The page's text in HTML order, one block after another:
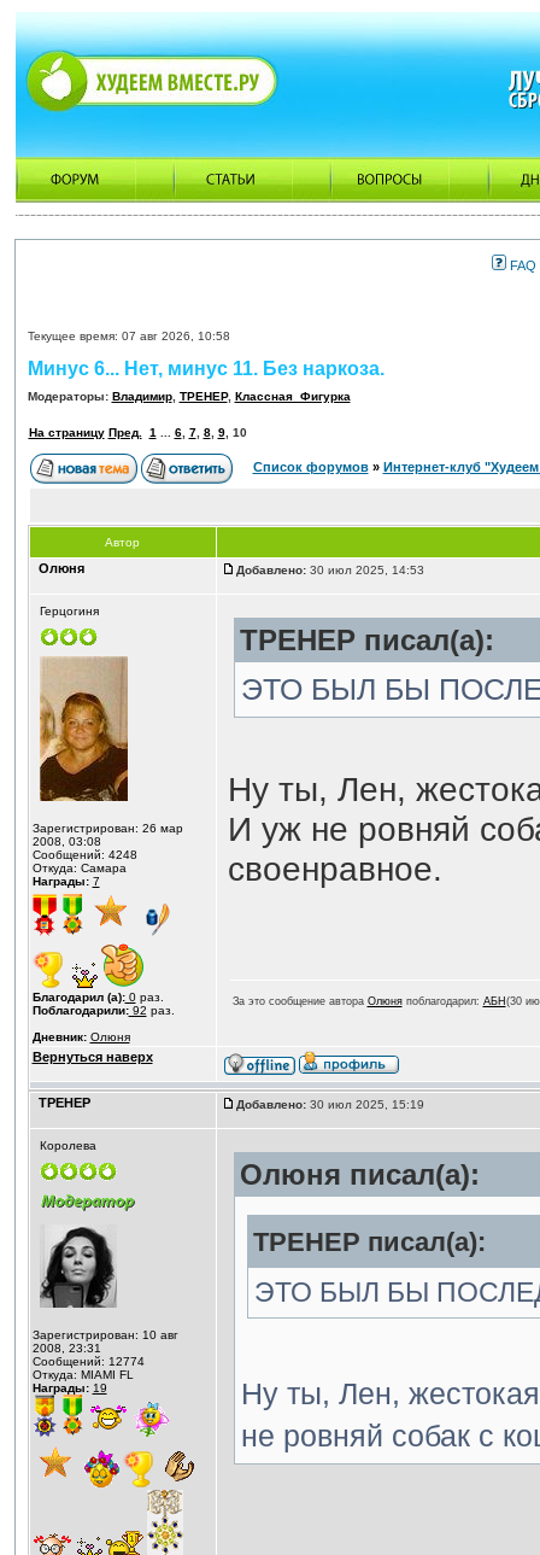
FAQ
Текущее время: 07 авг 2026, 10:58
Минус 6... Нет, минус 11. Без наркоза.
Модераторы: Владимир, ТРЕНЕР, Классная_Фигурка
На страницу Пред. 1 6, 7, 8, 9, 10
Список форумов» Интернет-клуб
Автор
Олюня Добавлено:30 июл 2025, 14:53
Герцогиня
Зарегистрирован: 26 мар
2008, 03:08
Сообщений: 4248
Откуда: Самара
Награды: 7
Благодарил (а):0раз.
Поблагодарили:92 раз.
Дневник: Олюня
ТРЕНЕР писал(а):
ЭТО БЫЛ БЫ
Ну ты, Лен,
И уж не ровняй
своенравное.
За это сообщение автора Олюняпоблагодарил: АБН (30
Вернуться наверх
ТРЕНЕР Добавлено:30 июл 2025, 15:19
Королева
Зарегистрирован: 10 авг
2008, 23:31
Сообщений: 12774
Откуда: MIAMI FL
Награды: 19
Олюня писал(а):
ТРЕНЕР писал(а):
ЭТО БЫЛ БЫ
Ну ты, Лен,
не ровняй собак с